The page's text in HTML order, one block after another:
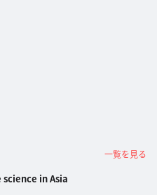
一覧を見る
in Asia